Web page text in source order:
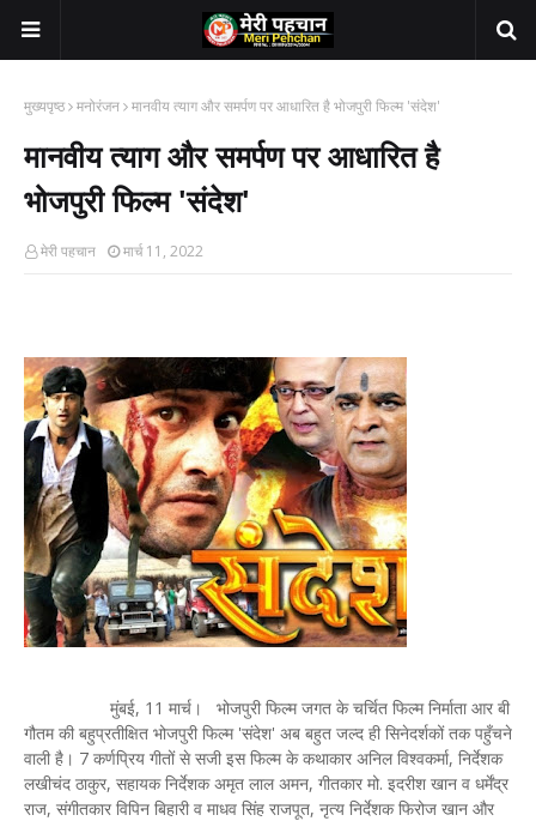
मुख्यपृष्ठ मनोरंजन मानवीय त्याग और समर्पण पर आधारित है भोजपुरी फिल्म 'संदेश'
मानवीय त्याग और समर्पण पर आधारित है
भोजपुरी फिल्म 'संदेश'
मेरी पहचान मार्च 11, 2022
मुंबई, 11 मार्च। भोजपुरी फिल्म जगत के चर्चित फिल्म निर्माता आर बी
गौतम की बहुप्रतीक्षित भोजपुरी फिल्म 'संदेश' अब बहुत जल्द ही सिनेदर्शकों तक पहुँचने
वाली है। 7 कर्णप्रिय गीतों से सजी इस फिल्म के कथाकार अनिल विश्वकर्मा, निर्देशक
लखीचंद ठाकुर, सहायक निर्देशक अमृत लाल अमन, गीतकार मो. इदरीश खान व धर्मेंद्र
राज, संगीतकार विपिन बिहारी व माधव सिंह राजपूत, नृत्य निर्देशक फिरोज खान और